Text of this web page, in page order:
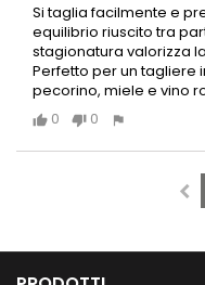
Si taglia facilmente e
equilibrio riuscito tra
stagionatura valorizza
Perfetto per un
pecorino, miele e vino
0
0
chevron_left